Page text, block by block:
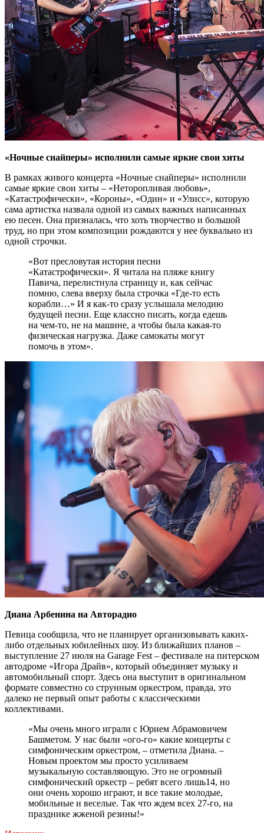
«Ночные снайперы» исполнили самые яркие свои хиты
В рамках живого концерта «Ночные снайперы» исполнили
самые яркие свои хиты – «Неторопливая любовь»,
«Катастрофически», «Короны», «Один» и «Улисс», которую
сама артистка назвала одной из самых важных написанных
ею песен. Она призналась, что хоть творчество и большой
труд, но при этом композиции рождаются у нее буквально из
одной строчки.
«Вот пресловутая история песни
«Катастрофически». Я читала на пляже книгу
Павича, перелистнула страницу и, как сейчас
помню, слева вверху была строчка «Где-то есть
корабли…» И я как-то сразу услышала мелодию
будущей песни. Еще классно писать, когда едешь
на чем-то, не на машине, а чтобы была какая-то
физическая нагрузка. Даже самокаты могут
помочь в этом».
Диана Арбенина на Авторадио
Певица сообщила, что не планирует организовывать каких-
либо отдельных юбилейных шоу. Из ближайших планов –
выступление 27 июля на Garage Fest – фестивале на питерском
автодроме «Игора Драйв», который объединяет музыку и
автомобильный спорт. Здесь она выступит в оригинальном
формате совместно со струнным оркестром, правда, это
далеко не первый опыт работы с классическими
коллективами.
«Мы очень много играли с Юрием Абрамовичем
Башметом. У нас были «ого-го» какие концерты с
симфоническим оркестром, – отметила Диана. –
Новым проектом мы просто усиливаем
музыкальную составляющую. Это не огромный
симфонический оркестр – ребят всего лишь14, но
они очень хорошо играют, и все такие молодые,
мобильные и веселые. Так что ждем всех 27-го, на
празднике жженой резины!»